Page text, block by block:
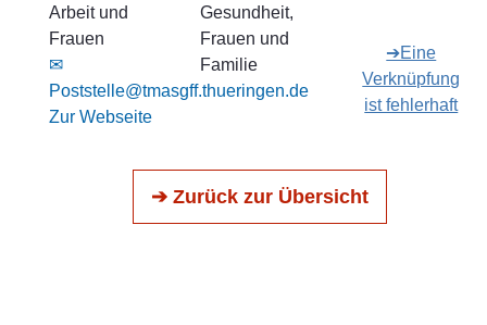
Arbeit und
Frauen
✉
Poststelle@tmasgff.thueringen.de
Zur Webseite
Gesundheit,
Frauen und
Familie
➔Eine
Verknüpfung
ist fehlerhaft
➔ Zurück zur Übersicht